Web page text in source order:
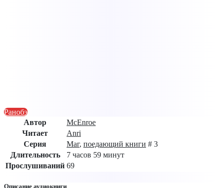
Ранобэ
Автор
McEnroe
Читает
Anri
Серия
Маг, поедающий книги # 3
Длительность
7 часов 59 минут
Прослушиваний 69
Описание аудиокниги